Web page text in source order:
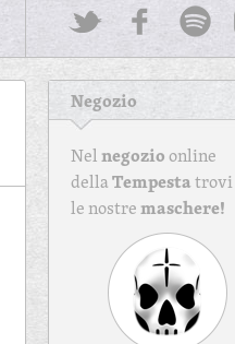
Negozio
Nelnegozioonline
dellaTempestatrovi
le nostremaschere!